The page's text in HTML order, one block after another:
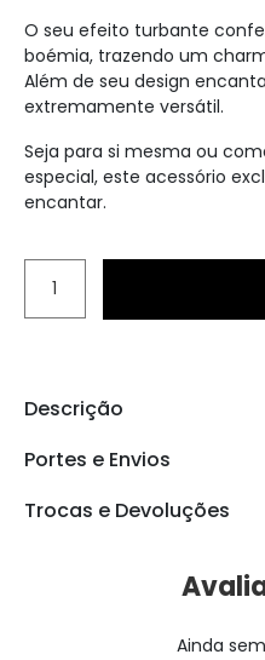
O seu efeito turbante
boémia, trazendo um
Além de seu design
extremamente versátil.
Seja para si mesma ou
especial, este acessório
encantar.
Descrição
Portes e Envios
Trocas e Devoluções
Ainda